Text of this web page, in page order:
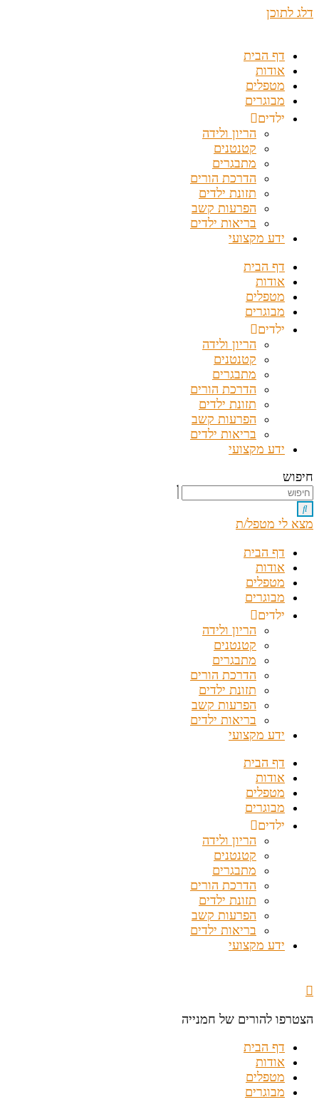
דלג לתוכן
דף הבית
אודות
מטפלים
מבוגרים
ילדים
הריון ולידה
קטנטנים
מתבגרים
הדרכת הורים
תזונת ילדים
הפרעות קשב
בריאות ילדים
ידע מקצועי
דף הבית
אודות
מטפלים
מבוגרים
ילדים
הריון ולידה
קטנטנים
מתבגרים
הדרכת הורים
תזונת ילדים
הפרעות קשב
בריאות ילדים
ידע מקצועי
חיפוש
מצא לי מטפל/ת
דף הבית
אודות
מטפלים
מבוגרים
ילדים
הריון ולידה
קטנטנים
מתבגרים
הדרכת הורים
תזונת ילדים
הפרעות קשב
בריאות ילדים
ידע מקצועי
דף הבית
אודות
מטפלים
מבוגרים
ילדים
הריון ולידה
קטנטנים
מתבגרים
הדרכת הורים
תזונת ילדים
הפרעות קשב
בריאות ילדים
ידע מקצועי
הצטרפו להורים של חמנייה
דף הבית
אודות
מטפלים
מבוגרים